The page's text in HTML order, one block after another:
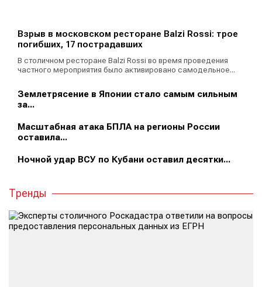
Взрыв в московском ресторане Balzi Rossi: трое
погибших, 17 пострадавших
В столичном ресторане Balzi Rossi во время проведения
частного мероприятия было активировано самодельное...
Землетрясение в Японии стало самым сильным
за...
Масштабная атака БПЛА на регионы России
оставила...
Ночной удар ВСУ по Кубани оставил десятки...
Тренды